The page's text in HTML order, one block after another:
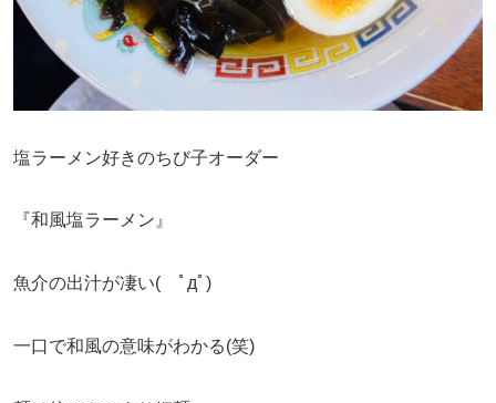
塩ラーメン好きのちび子オーダー
『和風塩ラーメン』
魚介の出汁が凄い( ﾟдﾟ)
一口で和風の意味がわかる(笑)